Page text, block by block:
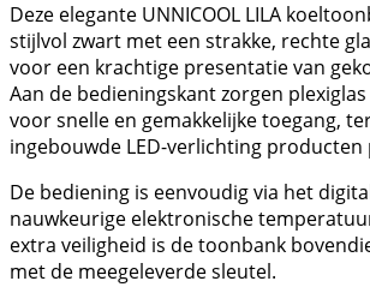
Deze elegante UNNICOOL LILA
stijlvol zwart met een strakke, rechte
voor een krachtige presentatie van
Aan de bedieningskant zorgen
voor snelle en gemakkelijke toegang,
ingebouwde LED-verlichting
De bediening is eenvoudig via het
nauwkeurige elektronische
extra veiligheid is de toonbank
met de meegeleverde sleutel.